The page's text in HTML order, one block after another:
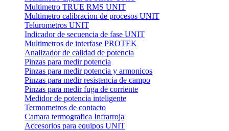
Multimetro TRUE RMS UNIT
Multimetro calibracion de procesos UNIT
Telurometros UNIT
Indicador de secuencia de fase UNIT
Multimetros de interfase PROTEK
Analizador de calidad de potencia
Pinzas para medir potencia
Pinzas para medir potencia y armonicos
Pinzas para medir resistencia de campo
Pinzas para medir fuga de corriente
Medidor de potencia inteligente
Termometros de contacto
Camara termografica Infrarroja
Accesorios para equipos UNIT